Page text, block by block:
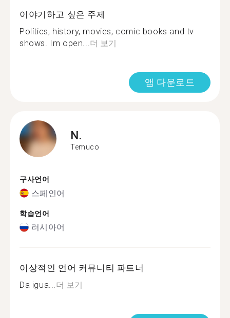
이야기하고 싶은 주제
Polítics, history, movies, comic books and tv
shows. Im open...더 보기
앱 다운로드
N.
Temuco
구사언어
스페인어
학습언어
러시아어
이상적인 언어 커뮤니티 파트너
Da igua...더 보기